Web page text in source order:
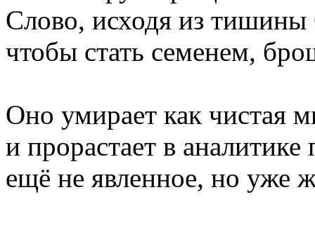
Слово, исходя из тишины
чтобы стать семенем,
Оно умирает как чистая
и прорастает в аналитике
ещё не явленное, но уже